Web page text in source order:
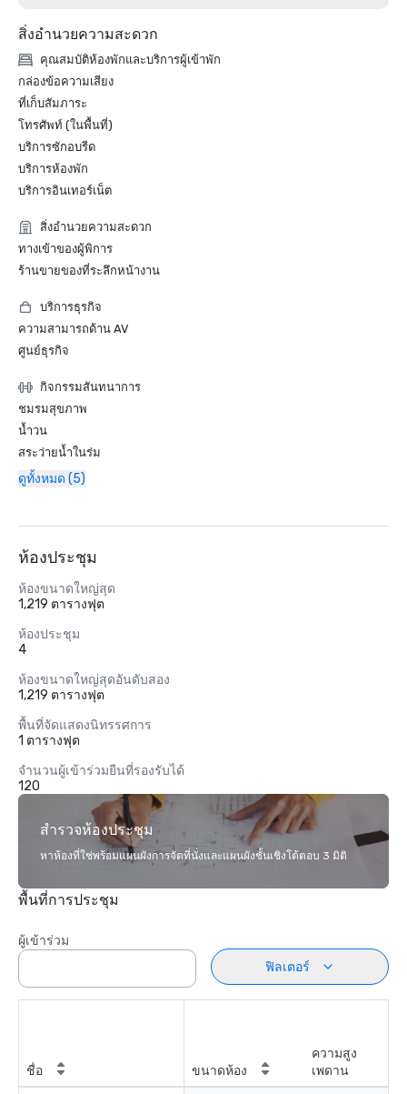
สิ่งอำนวยความสะดวก
คุณสมบัติห้องพักและบริการผู้เข้าพัก
กล่องข้อความเสียง
ที่เก็บสัมภาระ
โทรศัพท์ (ในพื้นที่)
บริการซักอบรีด
บริการห้องพัก
บริการอินเทอร์เน็ต
สิ่งอำนวยความสะดวก
ทางเข้าของผู้พิการ
ร้านขายของที่ระลึกหน้างาน
บริการธุรกิจ
ความสามารถด้าน AV
ศูนย์ธุรกิจ
กิจกรรมสันทนาการ
ชมรมสุขภาพ
น้ำวน
สระว่ายน้ำในร่ม
ดูทั้งหมด (5)
ห้องประชุม
ห้องขนาดใหญ่สุด
1,219 ตารางฟุต
ห้องประชุม
4
ห้องขนาดใหญ่สุดอันดับสอง
1,219 ตารางฟุต
พื้นที่จัดแสดงนิทรรศการ
1 ตารางฟุต
จำนวนผู้เข้าร่วมยืนที่รองรับได้
120
สำรวจห้องประชุม
หาห้องที่ใช่พร้อมแผนผังการจัดที่นั่งและแผนผังชั้นเชิงโต้ตอบ 3 มิติ
พื้นที่การประชุม
ผู้เข้าร่วม
ฟิลเตอร์
ชื่อ ขนาดห้อง
ความสูง
เพดาน